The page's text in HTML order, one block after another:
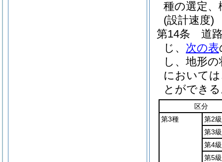
種の選定
(設計速度)
第14条
道
じ、 次の表
し、地形
において
とができ
区分
第3種
第2級
第3級
第4級
第5級